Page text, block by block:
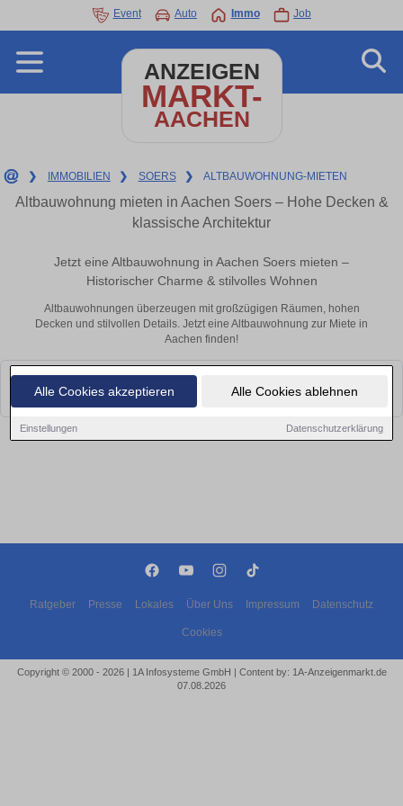
Alle Cookies akzeptieren Alle Cookies ablehnen
Einstellungen Datenschutzerklärung
Event Auto Immo Job
ANZEIGEN
MARKT-
AACHEN
❯ IMMOBILIEN ❯ SOERS ❯ ALTBAUWOHNUNG-MIETEN
Altbauwohnung mieten in Aachen Soers – Hohe Decken &
klassische Architektur
Jetzt eine Altbauwohnung in Aachen Soers mieten –
Historischer Charme & stilvolles Wohnen
Altbauwohnungen überzeugen mit großzügigen Räumen, hohen
Decken und stilvollen Details. Jetzt eine Altbauwohnung zur Miete in
Aachen finden!
Leider konnten wir derzeit keine passenden Objekte finden. Schauen Sie
bald wieder vorbei!
Ratgeber Presse Lokales Über Uns Impressum Datenschutz
Cookies
Copyright © 2000 - 2026 | 1A Infosysteme GmbH | Content by: 1A-Anzeigenmarkt.de
07.08.2026